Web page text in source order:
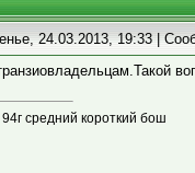
24.03.2013, 19:33 |
средний короткий бош